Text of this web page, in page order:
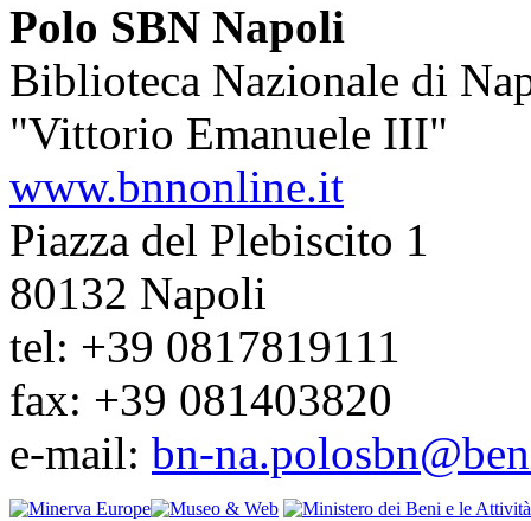
Polo SBN Napoli
Biblioteca Nazionale di
"Vittorio Emanuele III"
www.bnnonline.it
Piazza del Plebiscito 1
80132 Napoli
tel: +39 0817819111
fax: +39 081403820
e-mail: bn-